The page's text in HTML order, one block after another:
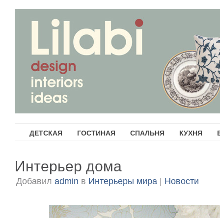
ДЕТСКАЯ ГОСТИНАЯ СПАЛЬНЯ КУХНЯ
Интерьер дома
Добавил admin в Интерьеры мира Новости